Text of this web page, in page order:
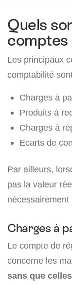
Quels
comptes
Les principaux
comptabilité
Charges à
Produits à
Charges à
Ecarts de
Par ailleurs,
pas la valeur
Charges à
Le compte de
concerne les
sans que